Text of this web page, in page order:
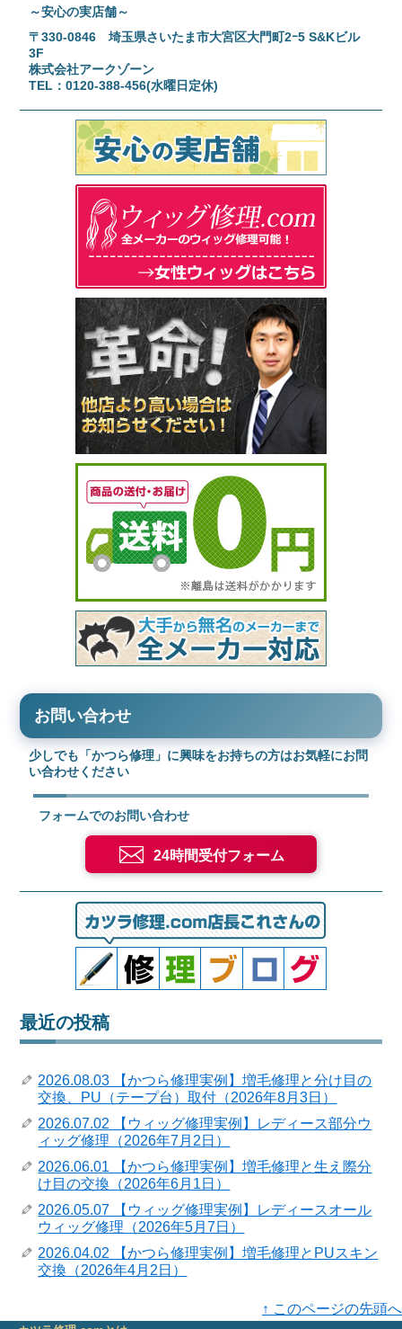
～安心の実店舗～
〒330-0846 埼玉県さいたま市大宮区大門町2ｰ5 S&Kビル
3F
株式会社アークゾーン
TEL：0120-388-456(水曜日定休)
お問い合わせ
少しでも「かつら修理」に興味をお持ちの方はお気軽にお問
い合わせください
フォームでのお問い合わせ
24時間受付フォーム
最近の投稿
2026.08.03 【かつら修理実例】増毛修理と分け目の
交換、PU（テープ台）取付（2026年8月3日）
2026.07.02 【ウィッグ修理実例】レディース部分ウ
ィッグ修理（2026年7月2日）
2026.06.01 【かつら修理実例】増毛修理と生え際分
け目の交換（2026年6月1日）
2026.05.07 【ウィッグ修理実例】レディースオール
ウィッグ修理（2026年5月7日）
2026.04.02 【かつら修理実例】増毛修理とPUスキン
交換（2026年4月2日）
↑ このページの先頭へ